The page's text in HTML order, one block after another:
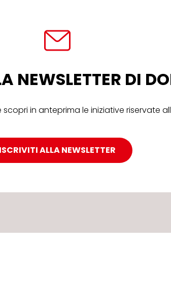
NEWSLETTER DI
in anteprima le iniziative riservate
ISCRIVITI ALLA NEWSLETTER